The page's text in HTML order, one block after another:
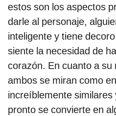
estos son los aspectos
darle al personaje,
inteligente y tiene
siente la necesidad de
corazón. En cuanto a su
ambos se miran como
increíblemente similares
pronto se convierte en